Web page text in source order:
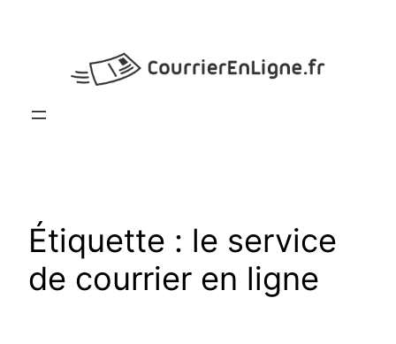
Étiquette : le service
de courrier en ligne